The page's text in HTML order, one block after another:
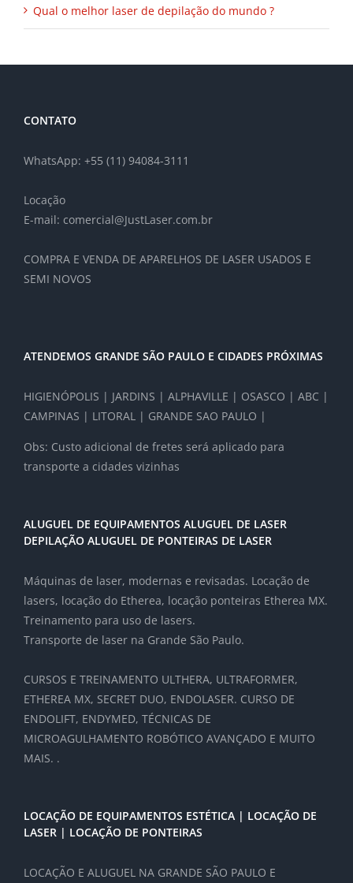
Qual o melhor laser de depilação do mundo ?
CONTATO
WhatsApp: +55 (11) 94084-3111
Locação
E-mail: comercial@JustLaser.com.br
COMPRA E VENDA DE APARELHOS DE LASER USADOS E
SEMI NOVOS
ATENDEMOS GRANDE SÃO PAULO E CIDADES PRÓXIMAS
HIGIENÓPOLIS | JARDINS | ALPHAVILLE | OSASCO | ABC |
CAMPINAS | LITORAL | GRANDE SAO PAULO |
Obs: Custo adicional de fretes será aplicado para
transporte a cidades vizinhas
ALUGUEL DE EQUIPAMENTOS ALUGUEL DE LASER
DEPILAÇÃO ALUGUEL DE PONTEIRAS DE LASER
Máquinas de laser, modernas e revisadas. Locação de
lasers, locação do Etherea, locação ponteiras Etherea MX.
Treinamento para uso de lasers.
Transporte de laser na Grande São Paulo.
CURSOS E TREINAMENTO ULTHERA, ULTRAFORMER,
ETHEREA MX, SECRET DUO, ENDOLASER. CURSO DE
ENDOLIFT, ENDYMED, TÉCNICAS DE
MICROAGULHAMENTO ROBÓTICO AVANÇADO E MUITO
MAIS. .
LOCAÇÃO DE EQUIPAMENTOS ESTÉTICA | LOCAÇÃO DE
LASER | LOCAÇÃO DE PONTEIRAS
LOCAÇÃO E ALUGUEL NA GRANDE SÃO PAULO E